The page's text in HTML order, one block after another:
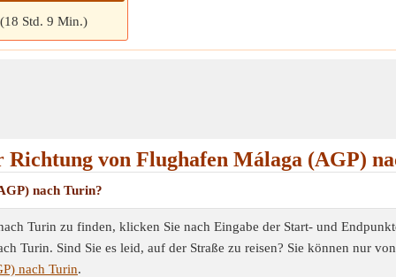
(18 Std. 9 Min.)
Richtung von Flughafen Málaga (AGP)
nach Turin?
Turin zu finden, klicken Sie nach Eingabe der Start- und
Turin. Sind Sie es leid, auf der Straße zu reisen? Sie können nur
nach Turin.